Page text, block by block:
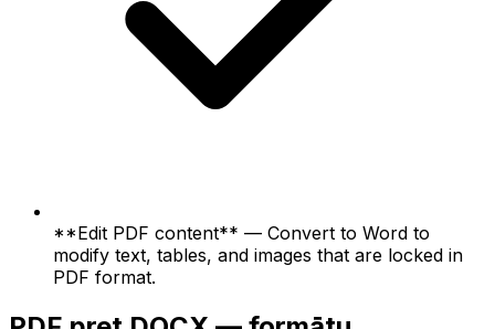
**Edit PDF content** — Convert to Word to
modify text, tables, and images that are locked in
PDF format.